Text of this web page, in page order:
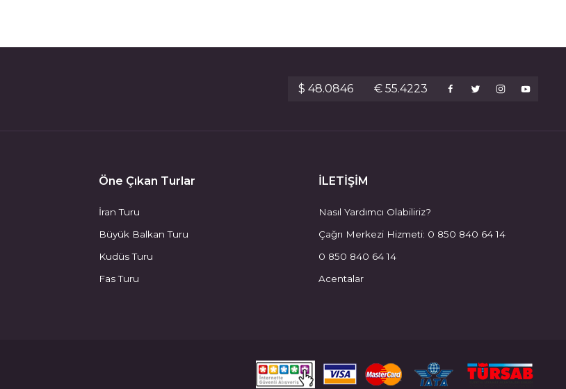
$ 48.0846 € 55.4223
Öne Çıkan Turlar
İran Turu
Büyük Balkan Turu
Kudüs Turu
Fas Turu
İLETİŞİM
Nasıl Yardımcı Olabiliriz?
Çağrı Merkezi Hizmeti: 0 850 840 64 14
0 850 840 64 14
Acentalar